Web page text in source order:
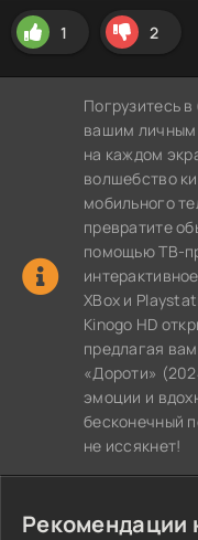
1 2
Погрузитесь
вашим личным
на каждом
волшебство
мобильного
превратите
помощью ТВ-
XBox и
Kinogo HD
предлагая
«Дороти»
эмоции и
бесконечный
не иссякнет!
Рекомендации